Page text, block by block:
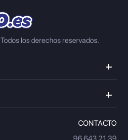
Todos los derechos reservados.
CONTACTO